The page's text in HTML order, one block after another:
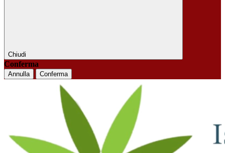
Chiudi
Conferma
Annulla Conferma